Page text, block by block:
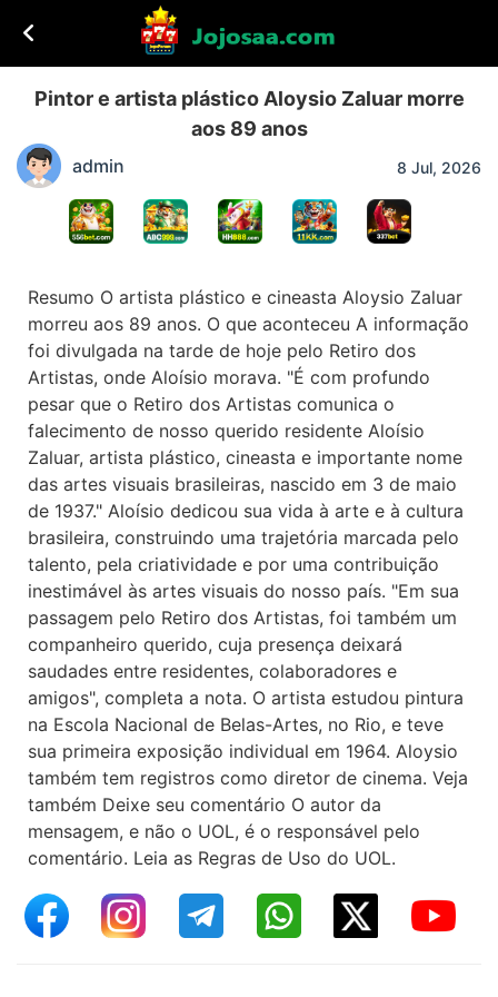
Pintor e artista plástico Aloysio Zaluar morre
aos 89 anos
admin 8 Jul, 2026
Resumo O artista plástico e cineasta Aloysio Zaluar
morreu aos 89 anos. O que aconteceu A informação
foi divulgada na tarde de hoje pelo Retiro dos
Artistas, onde Aloísio morava. "É com profundo
pesar que o Retiro dos Artistas comunica o
falecimento de nosso querido residente Aloísio
Zaluar, artista plástico, cineasta e importante nome
das artes visuais brasileiras, nascido em 3 de maio
de 1937." Aloísio dedicou sua vida à arte e à cultura
brasileira, construindo uma trajetória marcada pelo
talento, pela criatividade e por uma contribuição
inestimável às artes visuais do nosso país. "Em sua
passagem pelo Retiro dos Artistas, foi também um
companheiro querido, cuja presença deixará
saudades entre residentes, colaboradores e
amigos", completa a nota. O artista estudou pintura
na Escola Nacional de Belas-Artes, no Rio, e teve
sua primeira exposição individual em 1964. Aloysio
também tem registros como diretor de cinema. Veja
também Deixe seu comentário O autor da
mensagem, e não o UOL, é o responsável pelo
comentário. Leia as Regras de Uso do UOL.